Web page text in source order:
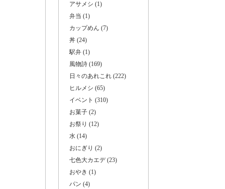
アサメシ (1)
弁当 (1)
カップめん (7)
丼 (24)
駅弁 (1)
風物詩 (169)
日々のあれこれ (222)
ヒルメシ (65)
イベント (310)
お菓子 (2)
お祭り (12)
水 (14)
おにぎり (2)
七色大カエデ (23)
おやき (1)
パン (4)